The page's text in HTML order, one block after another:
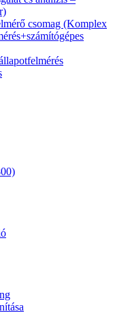
csomag (Komplex